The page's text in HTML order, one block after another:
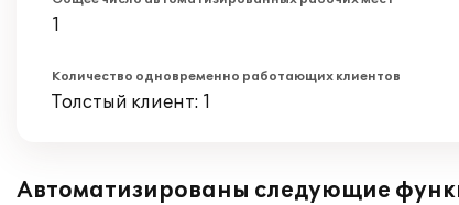
1
Количество одновременно работающих клиентов
Толстый клиент: 1
Автоматизированы следующие